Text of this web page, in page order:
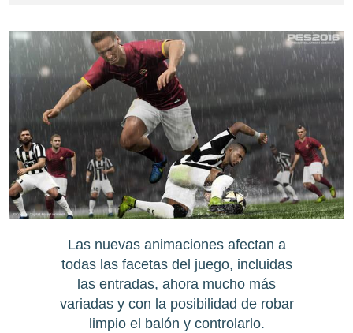
Las nuevas animaciones afectan a
todas las facetas del juego, incluidas
las entradas, ahora mucho más
variadas y con la posibilidad de robar
limpio el balón y controlarlo.